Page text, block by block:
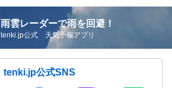
雨雲レーダーで雨を回避！
tenki.jp公式 天気予報アプリ
tenki.jp公式SNS